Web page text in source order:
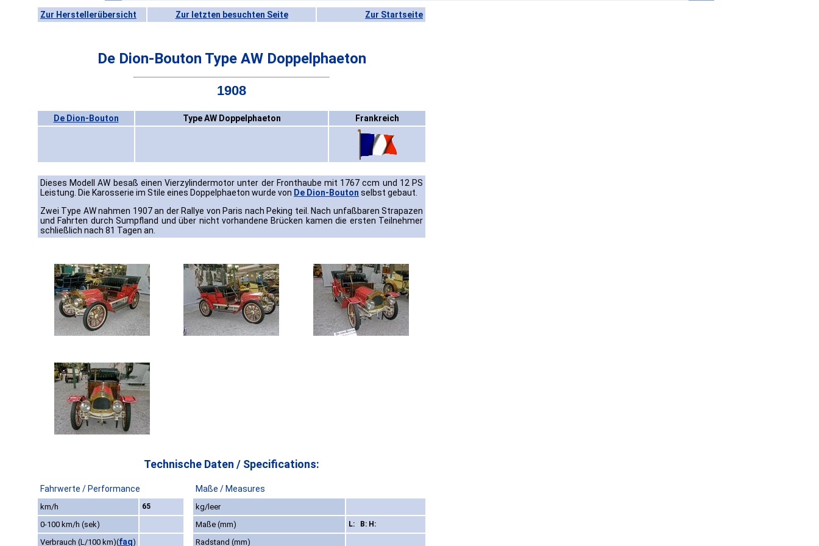
Zur Herstellerübersicht Zur letzten besuchten Seite Zur Startseite
De Dion-Bouton Type AW Doppelphaeton
1908
De Dion-Bouton Type AW Doppelphaeton Frankreich
Dieses Modell AW besaß einen Vierzylindermotor unter der Fronthaube mit 1767 ccm und 12 PS
Leistung. Die Karosserie im Stile eines Doppelphaeton wurde von De Dion-Bouton selbst gebaut.
Zwei Type AW nahmen 1907 an der Rallye von Paris nach Peking teil. Nach unfaßbaren Strapazen
und Fahrten durch Sumpfland und über nicht vorhandene Brücken kamen die ersten Teilnehmer
schließlich nach 81 Tagen an.
Technische Daten / Specifications:
Fahrwerte / Performance Maße / Measures
km/h 65
kg/leer
0-100 km/h (sek)
Maße (mm) L: B: H:
Verbrauch (L/100 km)(faq) Radstand (mm)